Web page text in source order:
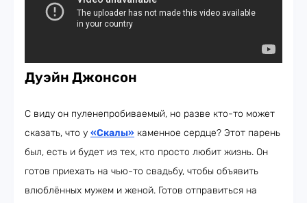
Дуэйн Джонсон
С виду он пуленепробиваемый, но разве кто-то может
сказать, что у «Скалы» каменное сердце? Этот парень
был, есть и будет из тех, кто просто любит жизнь. Он
готов приехать на чью-то свадьбу, чтобы объявить
влюблённых мужем и женой. Готов отправиться на